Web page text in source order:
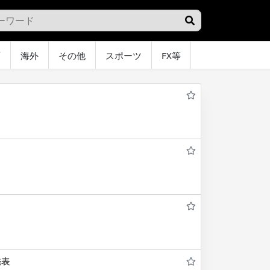
海外 その他 スポーツ FX等